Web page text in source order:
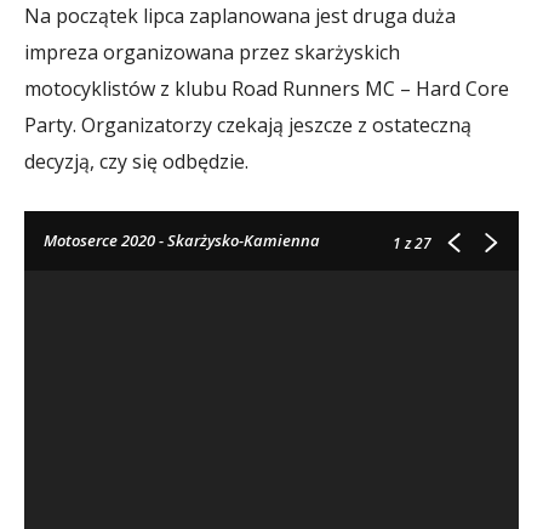
Na początek lipca zaplanowana jest druga duża
impreza organizowana przez skarżyskich
motocyklistów z klubu Road Runners MC – Hard Core
Party. Organizatorzy czekają jeszcze z ostateczną
decyzją, czy się odbędzie.
Motoserce 2020 - Skarżysko-Kamienna 1z 27